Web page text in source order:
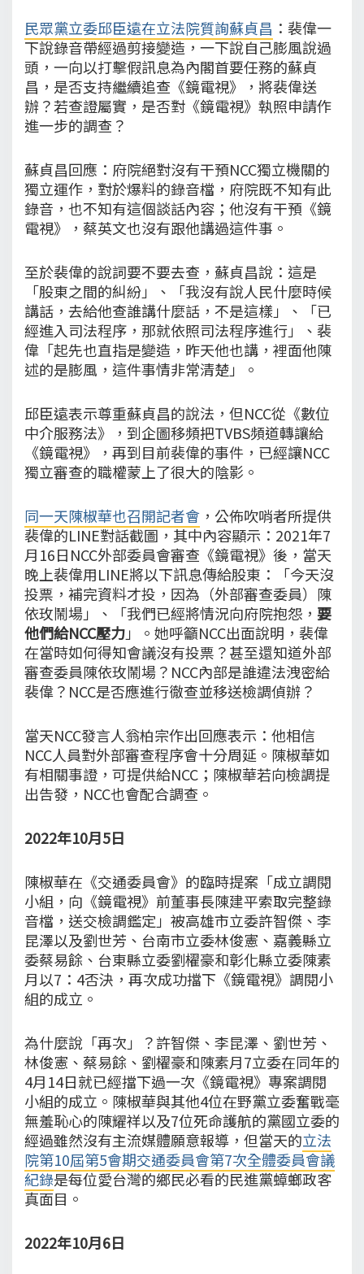
民眾黨立委邱臣遠在立法院質詢蘇貞昌 ：裴偉一
下說錄音帶經過剪接變造，一下說自己膨風說過
頭，一向以打擊假訊息為內閣首要任務的蘇貞
昌，是否支持繼續追查《鏡電視》，將裴偉送
辦？若查證屬實，是否對《鏡電視》執照申請作
進一步的調查？
蘇貞昌回應：府院絕對沒有干預NCC獨立機關的
獨立運作，對於爆料的錄音檔，府院既不知有此
錄音，也不知有這個談話內容；他沒有干預《鏡
電視》，蔡英文也沒有跟他講過這件事。
至於裴偉的說詞要不要去查，蘇貞昌說：這是
「股東之間的糾紛」、「我沒有說人民什麼時候
講話，去給他查誰講什麼話，不是這樣」、「已
經進入司法程序，那就依照司法程序進行」、裴
偉「起先也直指是變造，昨天他也講，裡面他陳
述的是膨風，這件事情非常清楚」。
邱臣遠表示尊重蘇貞昌的說法，但NCC從《數位
中介服務法》，到企圖移頻把TVBS頻道轉讓給
《鏡電視》，再到目前裴偉的事件，已經讓NCC
獨立審查的職權蒙上了很大的陰影。
同一天陳椒華也召開記者會 ，公佈吹哨者所提供
裴偉的LINE對話截圖，其中內容顯示：2021年7
月16日NCC外部委員會審查《鏡電視》後，當天
晚上裴偉用LINE將以下訊息傳給股東：「今天沒
投票，補完資料才投，因為（外部審查委員）陳
依玫鬧場」、「我們已經將情況向府院抱怨， 要
他們給NCC壓力」。她呼籲NCC出面說明，裴偉
在當時如何得知會議沒有投票？甚至還知道外部
審查委員陳依玫鬧場？NCC內部是誰違法洩密給
裴偉？NCC是否應進行徹查並移送檢調偵辦？
當天NCC發言人翁柏宗作出回應表示：他相信
NCC人員對外部審查程序會十分周延。陳椒華如
有相關事證，可提供給NCC；陳椒華若向檢調提
出告發，NCC也會配合調查。
2022年10月5日
陳椒華在《交通委員會》的臨時提案「成立調閱
小組，向《鏡電視》前董事長陳建平索取完整錄
音檔，送交檢調鑑定」被高雄市立委許智傑、李
昆澤以及劉世芳、台南市立委林俊憲、嘉義縣立
委蔡易餘、台東縣立委劉櫂豪和彰化縣立委陳素
月以7：4否決，再次成功擋下《鏡電視》調閱小
組的成立。
為什麼說「再次」？許智傑、李昆澤、劉世芳、
林俊憲、蔡易餘、劉櫂豪和陳素月7立委在同年的
4月14日就已經擋下過一次《鏡電視》專案調閱
小組的成立。陳椒華與其他4位在野黨立委奮戰毫
無羞恥心的陳耀祥以及7位死命護航的黨國立委的
經過雖然沒有主流媒體願意報導，但當天的立法
院第10屆第5會期交通委員會第7次全體委員會議
紀錄是每位愛台灣的鄉民必看的民進黨蟑螂政客
真面目。
2022年10月6日